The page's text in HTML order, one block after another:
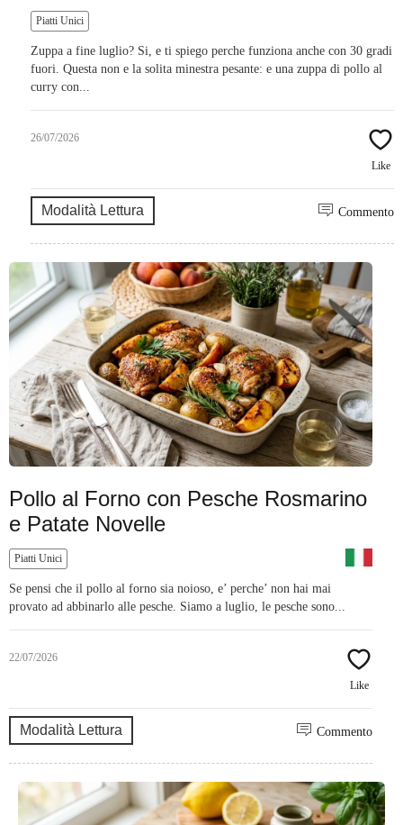
Piatti Unici
Zuppa a fine luglio? Si, e ti spiego perche funziona anche con 30 gradi
fuori. Questa non e la solita minestra pesante: e una zuppa di pollo al
curry con...
26/07/2026
Like
Modalità Lettura Commento
Pollo al Forno con Pesche Rosmarino
e Patate Novelle
Piatti Unici
Se pensi che il pollo al forno sia noioso, e’ perche’ non hai mai
provato ad abbinarlo alle pesche. Siamo a luglio, le pesche sono...
22/07/2026
Like
Modalità Lettura Commento